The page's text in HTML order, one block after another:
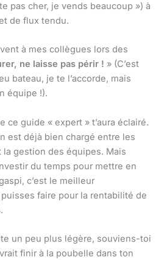
pas cher, je vends beaucoup ») à
de flux tendu.
à mes collègues lors des
ne laisse pas périr ! » (C’est
bateau, je te l’accorde, mais
équipe !).
ce guide « expert » t’aura éclairé.
est déjà bien chargé entre les
la gestion des équipes. Mais
du temps pour mettre en
c’est le meilleur
faire pour la rentabilité de
.
un peu plus légère, souviens-toi
finir à la poubelle dans ton